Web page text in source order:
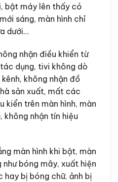
bật máy lên thấy có
sáng, màn hình chỉ
dưới…
nhận điều khiển từ
dụng, tivi không dò
không nhận đồ
sản xuất, mất các
kiển trên màn hình, màn
không nhận tín hiệu
màn hình khi bật, màn
bóng mây, xuất hiện
hay bị bóng chữ, ảnh bị